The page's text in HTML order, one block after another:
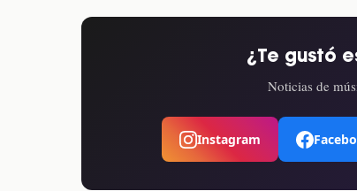
¿Te gustó
Noticias de
Instagram